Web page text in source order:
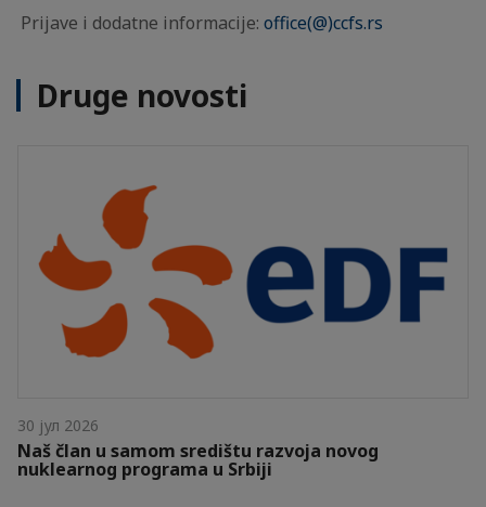
Prijave i dodatne informacije: office(@)ccfs.rs
Druge novosti
30 јул 2026
Naš član u samom središtu razvoja novog
nuklearnog programa u Srbiji